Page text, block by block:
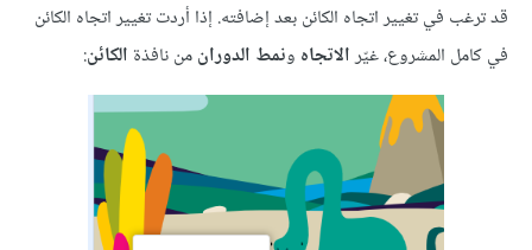
في تغيير اتجاه الكائن بعد إضافته. إذا أردت تغيير اتجاه الكائن
المشروع، غيّرالاتجاهونمط الدورانمن نافذةالكائن: